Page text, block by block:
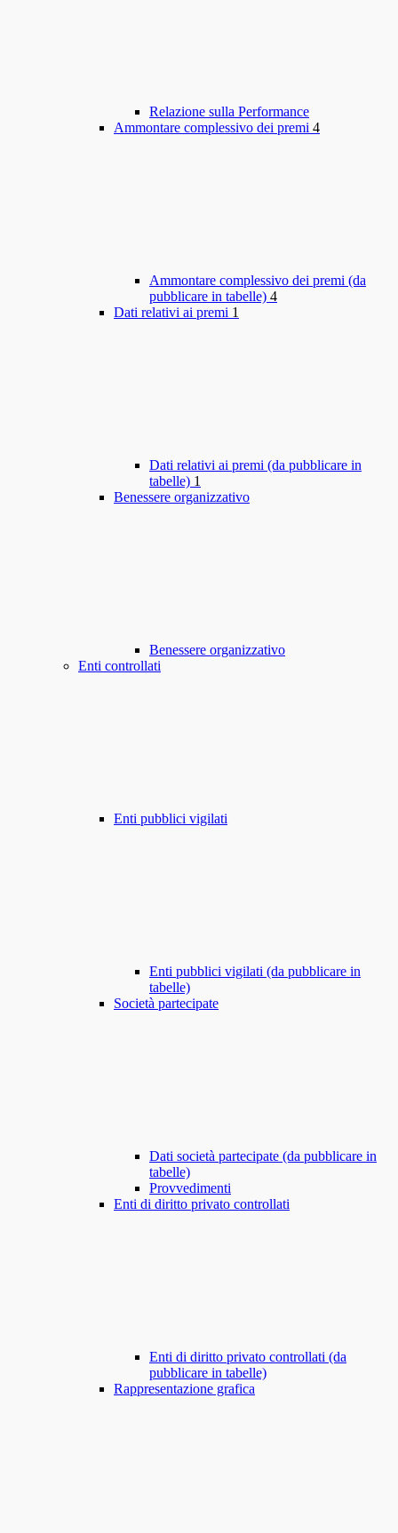
Relazione sulla Performance
Ammontare complessivo dei premi 4
Ammontare complessivo dei premi (da
pubblicare in tabelle) 4
Dati relativi ai premi 1
Dati relativi ai premi (da pubblicare in
tabelle) 1
Benessere organizzativo
Benessere organizzativo
Enti controllati
Enti pubblici vigilati
Enti pubblici vigilati (da pubblicare in
tabelle)
Società partecipate
Dati società partecipate (da pubblicare in
tabelle)
Provvedimenti
Enti di diritto privato controllati
Enti di diritto privato controllati (da
pubblicare in tabelle)
Rappresentazione grafica